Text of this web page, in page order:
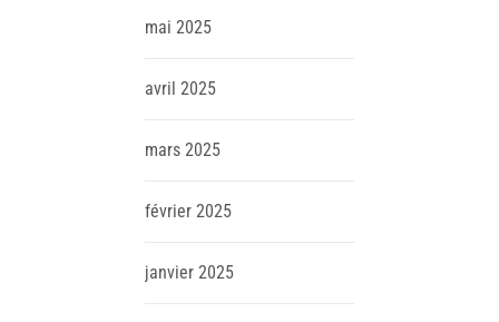
mai 2025
avril 2025
mars 2025
février 2025
janvier 2025